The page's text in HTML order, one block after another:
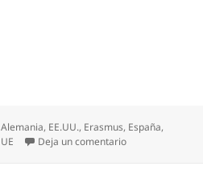
Etiquetas
Alemania, EE.UU., Erasmus, España,
UE Deja un comentarioen Jóvenes en